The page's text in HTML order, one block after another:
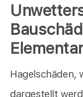
Hagelschäden,
dargestellt